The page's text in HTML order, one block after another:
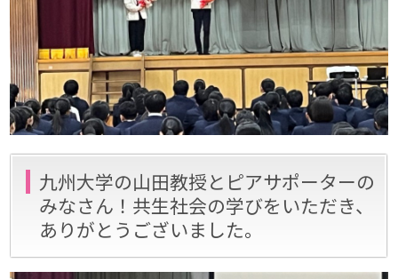
九州大学の山田教授とピアサポーターの
みなさん！共生社会の学びをいただき、
ありがとうございました。